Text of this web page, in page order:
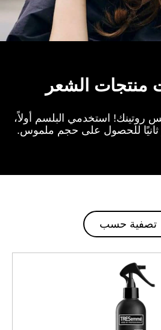
منتجات الشعر
روتينك! استخدمي البلسم أولاً،
ثانيًا للحصول على حجم ملموس.
تصفية حسب